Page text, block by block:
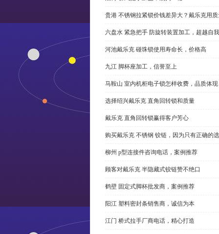
贵港 不锈钢拉紧锁价钱差异大？戴乐克用
六盘水 紧急把手 防旋转装置加工，超越自我
河池戴乐克 碰珠锁使用寿命长，价格高
九江 脚杯座加工，信誉至上
马鞍山 室内机柜电子锁怎样收费，品质体现
选择绍兴戴乐克 直角回转锁和质量
戴乐克 直角回转锁赢得客户芳心
购买戴乐克 不锈钢 铰链，因为只有正确的
柳州 p型连接件咨询电话，案例推荐
顾客对戴乐克 半隐藏式铰链赞不绝口
鹤壁 固定式脚杯批发商，案例推荐
阳江 塑料密封条销售商，诚信为本
江门 桥式拉手厂商电话，精心打造